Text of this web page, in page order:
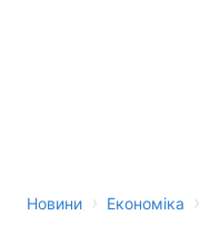
Новини › Економіка ›